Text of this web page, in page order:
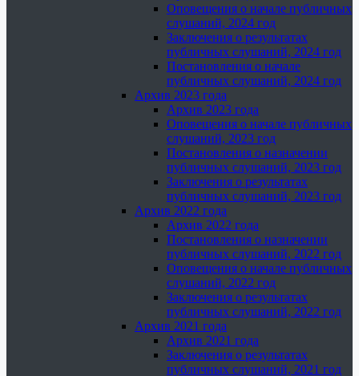
Оповещения о начале публичных
слушаний, 2024 год
Заключения о результатах
публичных слушаний, 2024 год
Постановления о начале
публичных слушаний, 2024 год
Архив 2023 года
Архив 2023 года
Оповещения о начале публичных
слушаний, 2023 год
Постановления о назначении
публичных слушаний, 2023 год
Заключения о результатах
публичных слушаний, 2023 год
Архив 2022 года
Архив 2022 года
Постановления о назначении
публичных слушаний, 2022 год
Оповещения о начале публичных
слушаний, 2022 год
Заключения о результатах
публичных слушаний, 2022 год
Архив 2021 года
Архив 2021 года
Заключения о результатах
публичных слушаний, 2021 год